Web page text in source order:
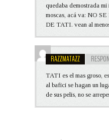
quedaba demostrada
moscas, acá va: NO
DE TATI. vean al
RAZZMATAZZ
TATI es el mas groso,
al bafici se hagan un
de sus pelis, no se